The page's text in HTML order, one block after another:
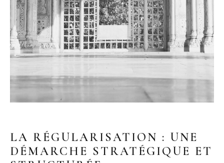
LA RÉGULARISATION : UNE
DÉMARCHE STRATÉGIQUE ET